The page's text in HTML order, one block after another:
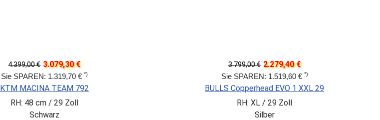
4.399,00 € 3.079,30 €
Sie SPAREN: 1.319,70 € *)
KTM MACINA TEAM 792
RH: 48 cm / 29 Zoll
Schwarz
3.799,00 € 2.279,40 €
Sie SPAREN: 1.519,60 € *)
BULLS Copperhead EVO 1 XXL 29
RH: XL / 29 Zoll
Silber